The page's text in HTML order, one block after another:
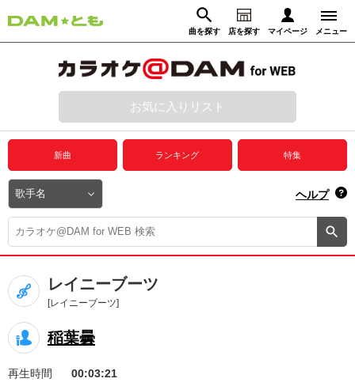
曲を探す 店を探す マイページ メニュー
動画からさがす 録音からさがす
ログイン
プレミアムサービス
DAM★とも動画
DAM★とも録音
カラオケ＠DAM
ユーザー検索
キャンペーン
お知らせ よくあるご質問
お気に入りリスト
新曲 ランキング 特集
ヘルプ
レイニーブーツ
[レイニーブーツ]
稲葉曇
再生時間
00:03:21